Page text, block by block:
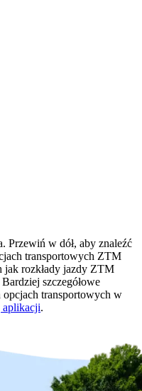
Przewiń w dół, aby znaleźć
transportowych ZTM
jak rozkłady jazdy ZTM
szczegółowe
transportowych w
aplikacji.